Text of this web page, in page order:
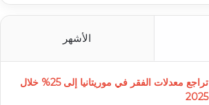
الأشهر
تراجع معدلات الفقر في موريتانيا إلى 25% خلال
2025